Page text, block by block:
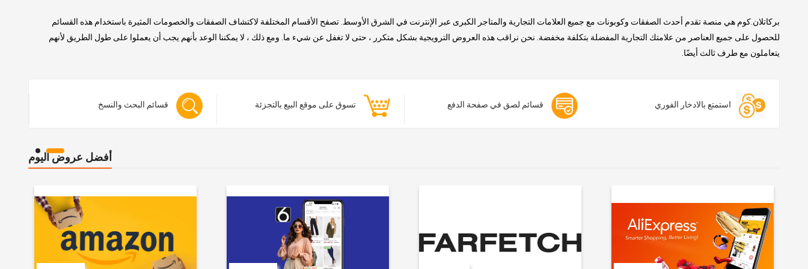
بركاتلان.كوم هي منصة تقدم أحدث الصفقات وكوبونات مع جميع العلامات التجارية والمتاجر الكبرى عبر الإنترنت في الشرق الأوسط. تصفح الأقسام المختلفة لاكتشاف الصفقات والخصومات المثيرة باستخدام هذه القسائم
للحصول على جميع العناصر من علامتك التجارية المفضلة بتكلفة مخفضة. نحن نراقب هذه العروض الترويجية بشكل متكرر ، حتى لا تغفل عن شيء ما. ومع ذلك ، لا يمكننا الوعد بأنهم يجب أن يعملوا على طول الطريق لأنهم
يتعاملون مع طرف ثالث أيضًا.
قسائم البحث والنسخ تسوق على موقع البيع بالتجزئة قسائم لصق في صفحة الدفع استمتع بالادخار الفوري
أفضل عروض اليوم